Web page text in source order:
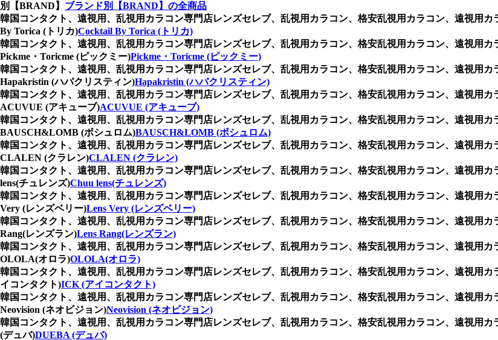
別【BRAND】 ブランド別【BRAND】の全商品
韓国コンタクト、遠視用、乱視用カラコン専門店レンズセレブ、乱視用カラコン、格安乱視用カラコン、遠視用
By Torica (トリカ)Cocktail By Torica (トリカ)
韓国コンタクト、遠視用、乱視用カラコン専門店レンズセレブ、乱視用カラコン、格安乱視用カラコン、遠視用
Pickme・Toricme (ピックミー)Pickme・Toricme (ピックミー)
韓国コンタクト、遠視用、乱視用カラコン専門店レンズセレブ、乱視用カラコン、格安乱視用カラコン、遠視用
Hapakristin (ハパクリスティン)Hapakristin (ハパクリスティン)
韓国コンタクト、遠視用、乱視用カラコン専門店レンズセレブ、乱視用カラコン、格安乱視用カラコン、遠視用
ACUVUE (アキューブ)ACUVUE (アキューブ)
韓国コンタクト、遠視用、乱視用カラコン専門店レンズセレブ、乱視用カラコン、格安乱視用カラコン、遠視用
BAUSCH&LOMB (ボシュロム)BAUSCH&LOMB (ボシュロム)
韓国コンタクト、遠視用、乱視用カラコン専門店レンズセレブ、乱視用カラコン、格安乱視用カラコン、遠視用
CLALEN (クラレン)CLALEN (クラレン)
韓国コンタクト、遠視用、乱視用カラコン専門店レンズセレブ、乱視用カラコン、格安乱視用カラコン、遠視用
lens(チュレンズ)Chuu lens(チュレンズ)
韓国コンタクト、遠視用、乱視用カラコン専門店レンズセレブ、乱視用カラコン、格安乱視用カラコン、遠視用
Very (レンズベリー)Lens Very (レンズベリー)
韓国コンタクト、遠視用、乱視用カラコン専門店レンズセレブ、乱視用カラコン、格安乱視用カラコン、遠視用
Rang(レンズラン)Lens Rang(レンズラン)
韓国コンタクト、遠視用、乱視用カラコン専門店レンズセレブ、乱視用カラコン、格安乱視用カラコン、遠視用
OLOLA(オロラ)OLOLA(オロラ)
韓国コンタクト、遠視用、乱視用カラコン専門店レンズセレブ、乱視用カラコン、格安乱視用カラコン、遠視用
イコンタクト)ICK (アイコンタクト)
韓国コンタクト、遠視用、乱視用カラコン専門店レンズセレブ、乱視用カラコン、格安乱視用カラコン、遠視用
Neovision (ネオビジョン)Neovision (ネオビジョン)
韓国コンタクト、遠視用、乱視用カラコン専門店レンズセレブ、乱視用カラコン、格安乱視用カラコン、遠視用
(デュバ)DUEBA (デュバ)